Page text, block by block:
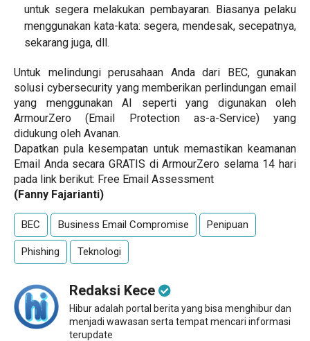
untuk segera melakukan pembayaran. Biasanya pelaku
menggunakan kata-kata: segera, mendesak, secepatnya,
sekarang juga, dll.
Untuk melindungi perusahaan Anda dari BEC, gunakan
solusi cybersecurity yang memberikan perlindungan email
yang menggunakan AI seperti yang digunakan oleh
ArmourZero (Email Protection as-a-Service) yang
didukung oleh Avanan.
Dapatkan pula kesempatan untuk memastikan keamanan
Email Anda secara GRATIS di ArmourZero selama 14 hari
pada link berikut: Free Email Assessment
(Fanny Fajarianti)
BEC Business Email Compromise Penipuan
Phishing Teknologi
Redaksi Kece
Hibur adalah portal berita yang bisa menghibur dan
menjadi wawasan serta tempat mencari informasi
terupdate